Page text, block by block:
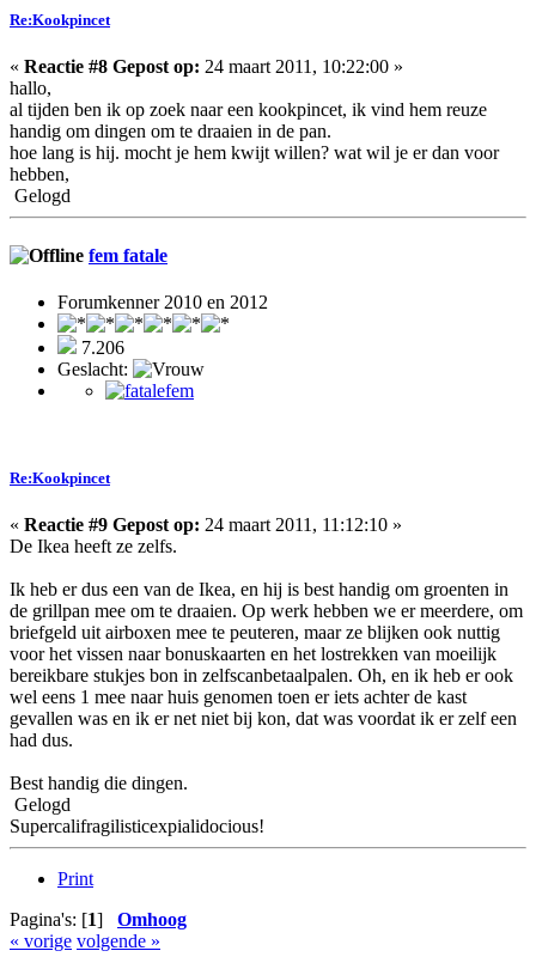
Re:Kookpincet
« Reactie #8 Gepost op: 24 maart 2011, 10:22:00 »
hallo,
al tijden ben ik op zoek naar een kookpincet, ik vind hem reuze
handig om dingen om te draaien in de pan.
hoe lang is hij. mocht je hem kwijt willen? wat wil je er dan voor
hebben,
Gelogd
fem fatale
Forumkenner 2010 en 2012
7.206
Geslacht:
Re:Kookpincet
« Reactie #9 Gepost op: 24 maart 2011, 11:12:10 »
De Ikea heeft ze zelfs.
Ik heb er dus een van de Ikea, en hij is best handig om groenten in
de grillpan mee om te draaien. Op werk hebben we er meerdere, om
briefgeld uit airboxen mee te peuteren, maar ze blijken ook nuttig
voor het vissen naar bonuskaarten en het lostrekken van moeilijk
bereikbare stukjes bon in zelfscanbetaalpalen. Oh, en ik heb er ook
wel eens 1 mee naar huis genomen toen er iets achter de kast
gevallen was en ik er net niet bij kon, dat was voordat ik er zelf een
had dus.
Best handig die dingen.
Gelogd
Supercalifragilisticexpialidocious!
Print
Pagina's: [1] Omhoog
« vorige volgende »